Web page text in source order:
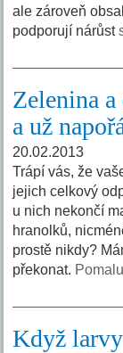
ale zároveň
podporují nárůst
Zelenina
a už
20.02.2013
Trápí vás, že
jejich celkový
u nich nekončí
hranolků,
prostě nikdy?
překonat.
Když